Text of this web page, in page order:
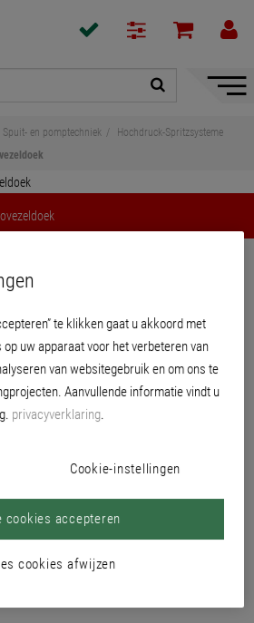
Spuit- en pomptechniek
Hochdruck-Spritzsysteme
microvezeldoek
performance microvezeldoek met hoge vet- en
van oppervlakken, vooral met watergedragen
geschikt.
te klikken gaat u akkoord met
uw apparaat voor het verbeteren van
van websitegebruik en om ons te
Aanvullende informatie vindt u
privacyverklaring.
Cookie-instellingen
cookies afwijzen
cookies accepteren